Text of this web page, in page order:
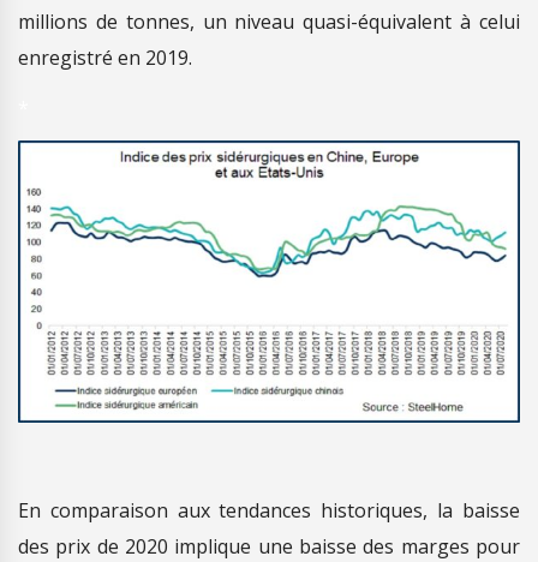
millions de tonnes, un niveau quasi-équivalent à celui
enregistré en 2019.
En comparaison aux tendances historiques, la baisse
des prix de 2020 implique une baisse des marges pour